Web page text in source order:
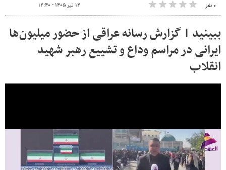
۰ نفر ۱۴ تیر ۱۴۰۵ - ۱۲:۴۰
ببینید | گزارش رسانه عراقی از حضور میلیون‌ها
ایرانی در مراسم وداع و تشییع رهبر شهید
انقلاب